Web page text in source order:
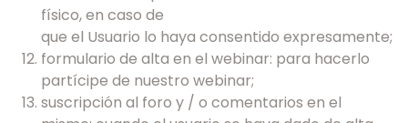
físico, en caso de
que el Usuario lo haya consentido expresamente;
formulario de alta en el webinar: para hacerlo
partícipe de nuestro webinar;
suscripción al foro y / o comentarios en el